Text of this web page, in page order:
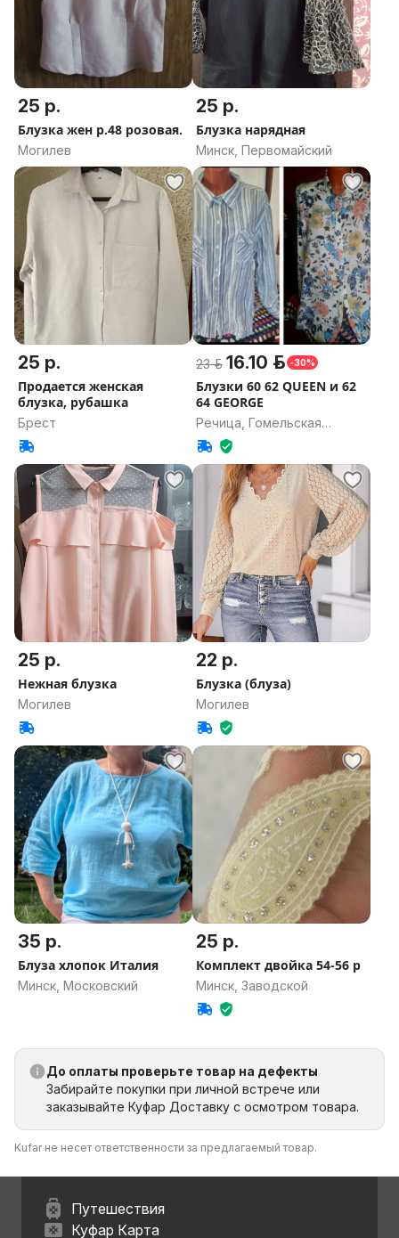
25 р.
Блузка жен р.48 розовая.
Могилев
25 р.
Блузка нарядная
Минск, Первомайский
25 р.
Продается женская
блузка, рубашка
Брест
23 р. 16.10 р. -30%
Блузки 60 62 QUEEN и 62
64 GEORGE
Речица, Гомельская
область
25 р.
Нежная блузка
Могилев
22 р.
Блузка (блуза)
Могилев
35 р.
Блуза хлопок Италия
Минск, Московский
25 р.
Комплект двойка 54-56 р
Минск, Заводской
До оплаты проверьте товар на дефекты
Забирайте покупки при личной встрече или
заказывайте Куфар Доставку с осмотром товара.
Kufar не несет ответственности за предлагаемый товар.
Путешествия
Куфар Карта